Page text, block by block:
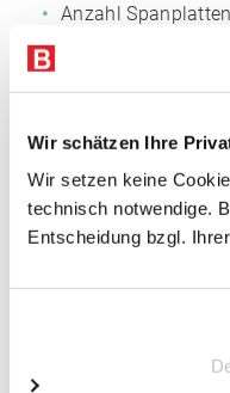
Wir schätzen Ihre
Wir setzen keine
technisch notwendige.
Entscheidung bzgl.
Anzahl
Auflageträger
Je 2 Auflageträger
Kaltgeformte Z-
Auflagekante: 19
Farbe: Reinorange